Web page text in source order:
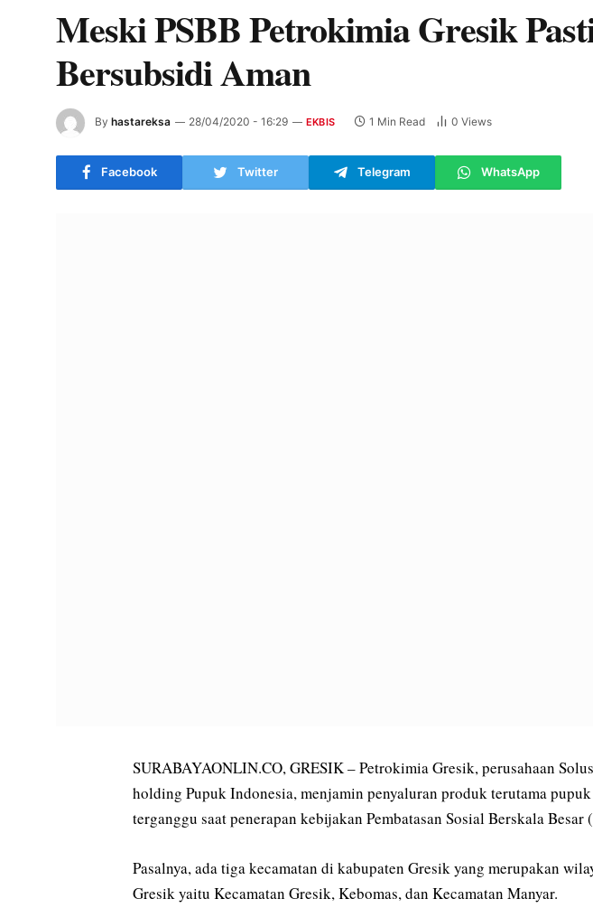
Meski PSBB Petrokimia Gresik
Bersubsidi Aman
By hastareksa 28/04/2020 - 16:29 EKBIS 1 Min Read 0Views
Facebook Twitter Telegram WhatsApp
SURABAYAONLIN.CO, GRESIK – Petrokimia Gresik, perusahaan
holding Pupuk Indonesia, menjamin penyaluran produk terutama
terganggu saat penerapan kebijakan Pembatasan Sosial Berskala Besar
Pasalnya, ada tiga kecamatan di kabupaten Gresik yang merupakan
Gresik yaitu Kecamatan Gresik, Kebomas, dan Kecamatan Manyar.